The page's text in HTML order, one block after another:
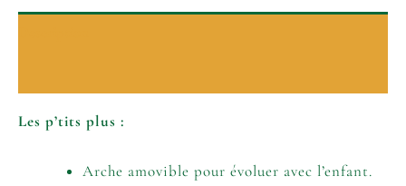
Les p’tits plus :
Arche amovible pour évoluer avec l’enfant.